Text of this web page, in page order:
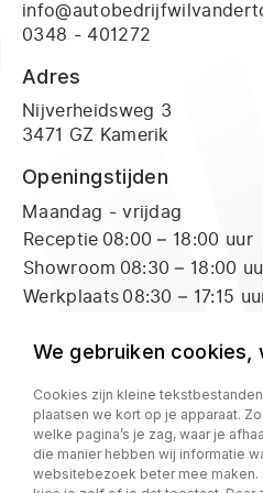
0348 - 401272
Adres
Nijverheidsweg 3
3471 GZ Kamerik
Openingstijden
Maandag - vrijdag
Receptie 08:00 – 18:00 uur
Showroom 08:30 – 18:00
Werkplaats08:30 – 17:15
Receptie09:00 – 16:00 uur
Werkplaats 09:00 – 12:00
Privacy policy
We gebruiken cookies,
Cookies zijn kleine
plaatsen we kort op je apparaat.
welke pagina’s je zag, waar je
die manier hebben wij informatie
websitebezoek beter mee maken.